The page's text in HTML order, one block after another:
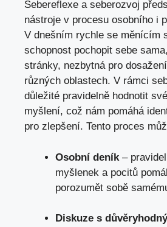
Sebereflexe a seberozvoj
nástroje ⁢v procesu osobního i
V dnešním rychle se měnícím
schopnost pochopit sebe
stránky, nezbytná pro
různých oblastech. V rámci
důležité pravidelně hodnotit
myšlení, což nám pomáhá
pro zlepšení. Tento proces
Osobní deník–
myšlenek a pocitů
porozumět sobě​
Diskuze s